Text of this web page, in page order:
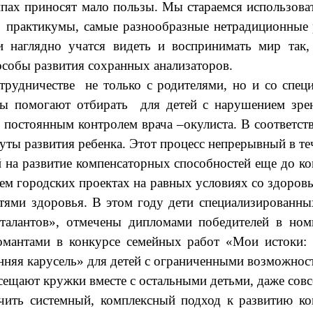
приносят мало пользы. Мы стараемся
самые разнообразные
учатся видеть и воспринимать мир
развития сохранных анализаторов.
не только с родителями, но и со
помогают отбирать для детей с нарушением
контролем врача –окулиста. В
ребенка. Этот процесс непрерывный в
развитие компенсаторных способностей еще до
городских проектах на равных условиях со
здоровья. В этом году дети
отмечены дипломами победителей в
в конкурсе семейных работ «Мои
карусель» для детей с ограниченными
кружки вместе с остальными детьми, даже
системный, комплексный подход к развитию